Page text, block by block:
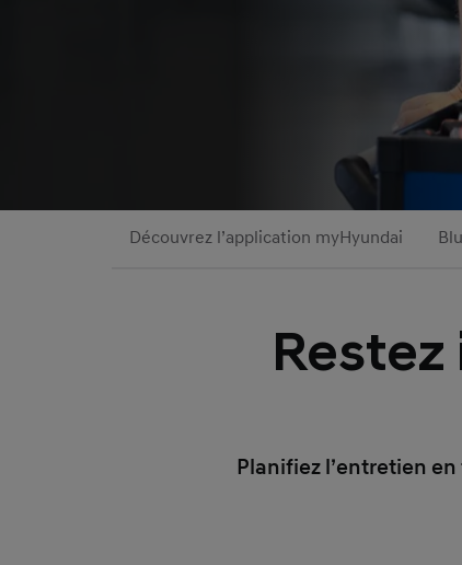
Découvrez l’application myHyundai
Planifiez l’entretien